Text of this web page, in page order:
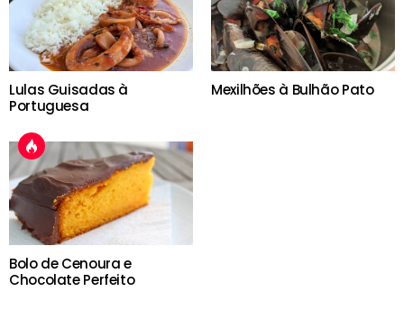
Lulas Guisadas à
Portuguesa
Mexilhões à Bulhão Pato
Bolo de Cenoura e
Chocolate Perfeito